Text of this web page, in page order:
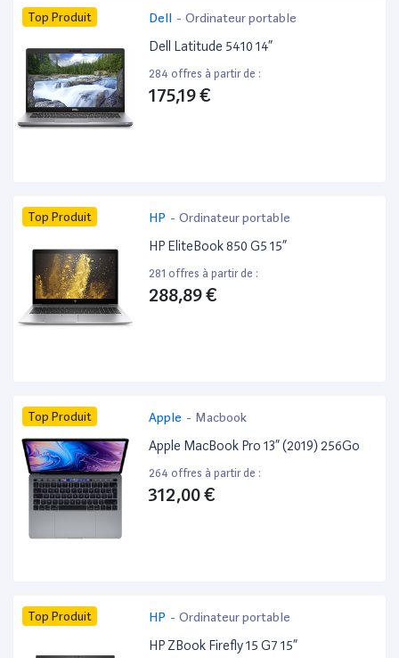
Top Produit Dell - Ordinateur portable
Dell Latitude 5410 14”
284 offres à partir de :
175,19 €
Top Produit HP - Ordinateur portable
HP EliteBook 850 G5 15”
281 offres à partir de :
288,89 €
Top Produit Apple - Macbook
Apple MacBook Pro 13” (2019) 256Go
264 offres à partir de :
312,00 €
Top Produit HP - Ordinateur portable
HP ZBook Firefly 15 G7 15”